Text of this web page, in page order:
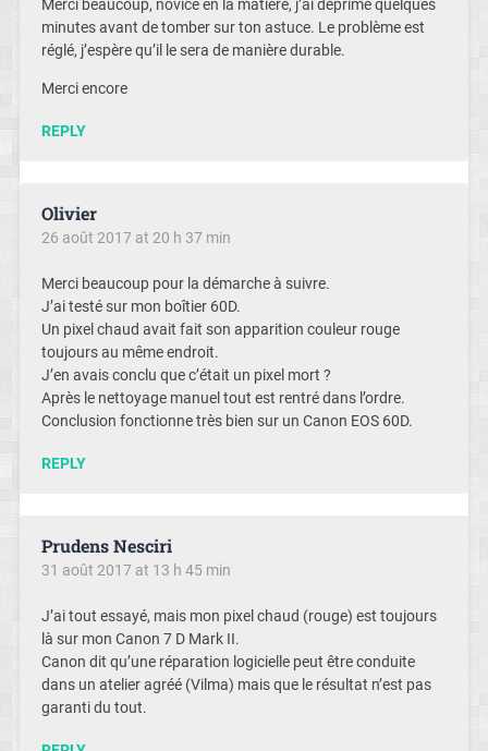
Merci beaucoup, novice en la matière, j’ai déprimé quelques
minutes avant de tomber sur ton astuce. Le problème est
réglé, j’espère qu’il le sera de manière durable.
Merci encore
REPLY
Olivier
26 août 2017 at 20 h 37 min
Merci beaucoup pour la démarche à suivre.
J’ai testé sur mon boîtier 60D.
Un pixel chaud avait fait son apparition couleur rouge
toujours au même endroit.
J’en avais conclu que c’était un pixel mort ?
Après le nettoyage manuel tout est rentré dans l’ordre.
Conclusion fonctionne très bien sur un Canon EOS 60D.
REPLY
Prudens Nesciri
31 août 2017 at 13 h 45 min
J’ai tout essayé, mais mon pixel chaud (rouge) est toujours
là sur mon Canon 7 D Mark II.
Canon dit qu’une réparation logicielle peut être conduite
dans un atelier agréé (Vilma) mais que le résultat n’est pas
garanti du tout.